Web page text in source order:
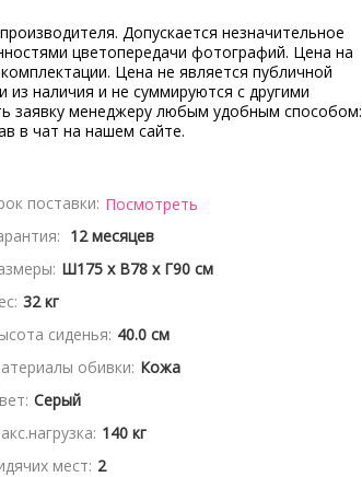
Допускается незначительное
цветопередачи фотографий. Цена на
Цена не является публичной
наличия и не суммируются с другими
заявку менеджеру любым удобным способом:
в чат на нашем сайте.
поставки: Посмотреть
12 месяцев
Ш175 x В78 x Г90 см
32 кг
сиденья: 40.0 см
обивки: Кожа
Серый
140 кг
мест: 2